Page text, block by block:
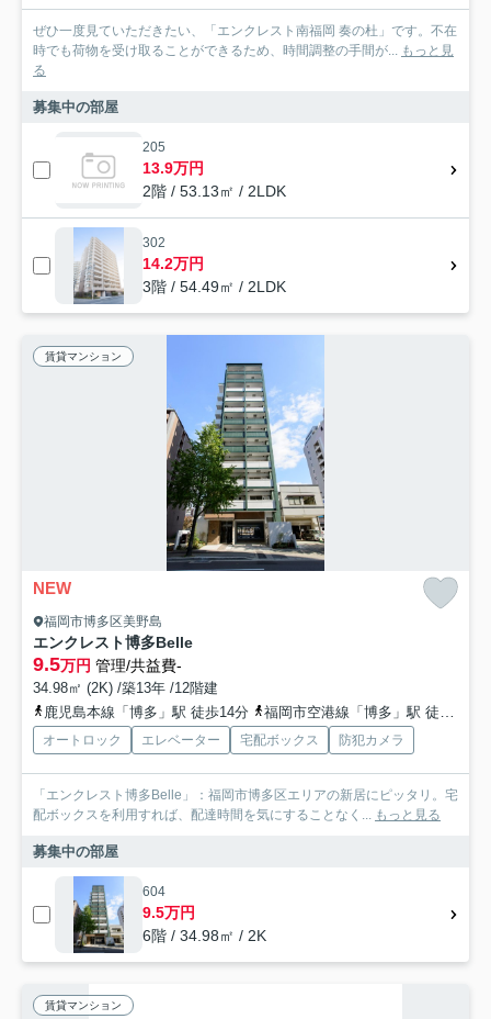
ぜひ一度見ていただきたい、「エンクレスト南福岡 奏の杜」です。不在
時でも荷物を受け取ることができるため、時間調整の手間が... もっと見
る
募集中の部屋
205
13.9万円
2階 / 53.13㎡ / 2LDK
302
14.2万円
3階 / 54.49㎡ / 2LDK
賃貸マンション
NEW
福岡市博多区美野島
エンクレスト博多Belle
9.5万円 管理/共益費-
34.98㎡ (2K) /築13年 /12階建
鹿児島本線「博多」駅 徒歩14分
福岡市空港線「博多」駅 徒歩14分
オートロック エレベーター 宅配ボックス 防犯カメラ
「エンクレスト博多Belle」：福岡市博多区エリアの新居にピッタリ。宅
配ボックスを利用すれば、配達時間を気にすることなく... もっと見る
募集中の部屋
604
9.5万円
6階 / 34.98㎡ / 2K
賃貸マンション